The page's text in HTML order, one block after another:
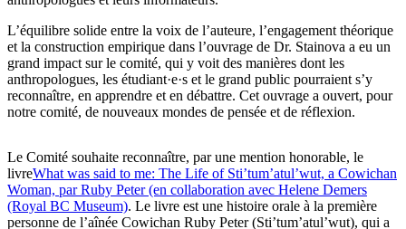
L’équilibre solide entre la voix de l’auteure, l’engagement théorique
et la construction empirique dans l’ouvrage de Dr. Stainova a eu un
grand impact sur le comité, qui y voit des manières dont les
anthropologues, les étudiant·e·s et le grand public pourraient s’y
reconnaître, en apprendre et en débattre. Cet ouvrage a ouvert, pour
notre comité, de nouveaux mondes de pensée et de réflexion.
Le Comité souhaite reconnaître, par une mention honorable, le
livreWhat was said to me: The Life of Sti’tum’atul’wut, a Cowichan
Woman, par Ruby Peter (en collaboration avec Helene Demers
(Royal BC Museum). Le livre est une histoire orale à la première
personne de l’aînée Cowichan Ruby Peter (Sti’tum’atul’wut), qui a